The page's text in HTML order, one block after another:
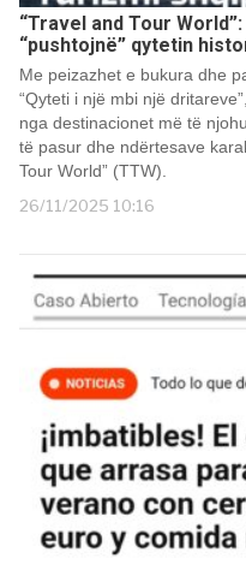
“Travel and Tour
“pushtojnë” qytetin
Me peizazhet e bukura dhe
“Qyteti i një mbi një
nga destinacionet më të
të pasur dhe ndërtesave
Tour World” (TTW).
26/11/2025 10:16